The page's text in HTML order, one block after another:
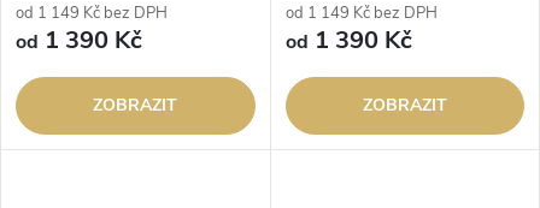
od 1 149 Kč bez DPH
od 1 390 Kč
ZOBRAZIT
od 1 149 Kč bez DPH
od 1 390 Kč
ZOBRAZIT